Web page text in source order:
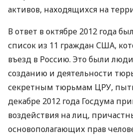
активов, находящихся на
В ответ в октябре 2012 года
список из 11 граждан США,
въезд в Россию. Это были
созданию и деятельности
секретным тюрьмам ЦРУ,
декабре 2012 года Госдума
воздействия на лиц,
основополагающих прав